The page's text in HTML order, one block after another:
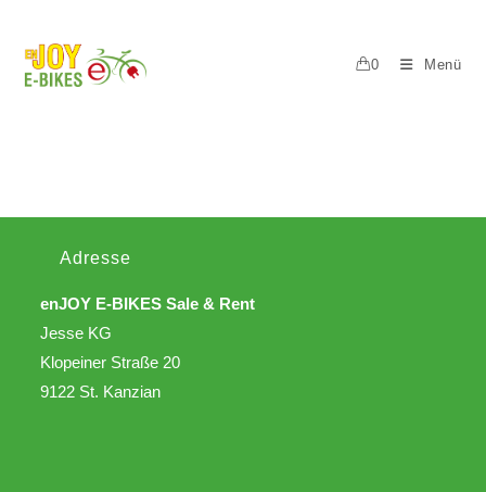
0 Menü
Adresse
enJOY E-BIKES Sale & Rent
Jesse KG
Klopeiner Straße 20
9122 St. Kanzian